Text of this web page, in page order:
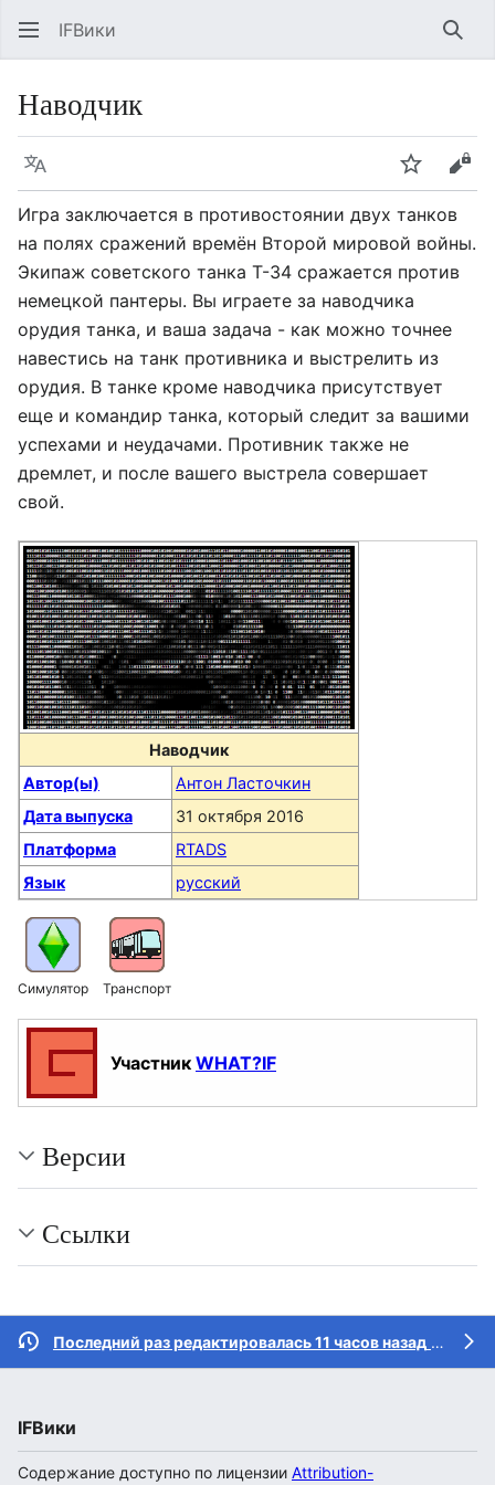
IFВики
Наводчик
Язык Следить
Игра заключается в противостоянии двух танков
на полях сражений времён Второй мировой войны.
Экипаж советского танка Т-34 сражается против
немецкой пантеры. Вы играете за наводчика
орудия танка, и ваша задача - как можно точнее
навестись на танк противника и выстрелить из
орудия. В танке кроме наводчика присутствует
еще и командир танка, который следит за вашими
успехами и неудачами. Противник также не
дремлет, и после вашего выстрела совершает
свой.
Наводчик
Автор(ы)
Антон Ласточкин
Дата выпуска
31 октября 2016
Платформа
RTADS
Язык
русский
Симулятор Транспорт
Участник WHAT?IF
Версии
Ссылки
Последний раз редактировалась 11 часов назад
IFВики
Содержание доступно по лицензии Attribution-